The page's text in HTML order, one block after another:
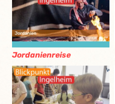
Jordanienreise